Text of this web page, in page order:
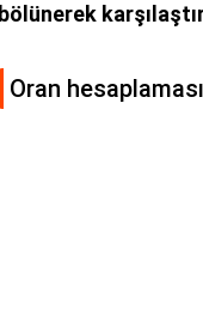
bölünerek
Oran